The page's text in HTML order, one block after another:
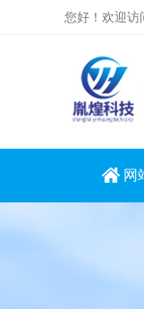
您好！欢迎访
网